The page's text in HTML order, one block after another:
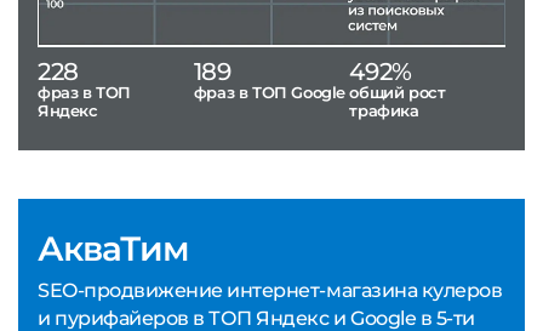
АкваТим
SEO-продвижение интернет-магазина кулеров
и пурифайеров в ТОП Яндекс и Google в 5-ти
228
фраз в ТОП
Яндекс
189
фраз в ТОП Google
492%
общий рост
трафика